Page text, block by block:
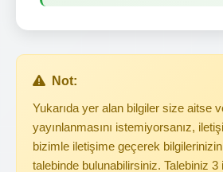
Not:
Yukarıda yer alan bilgiler size aitse
yayınlanmasını istemiyorsanız,
bizimle iletişime geçerek bilgilerinizin
talebinde bulunabilirsiniz. Talebiniz 3